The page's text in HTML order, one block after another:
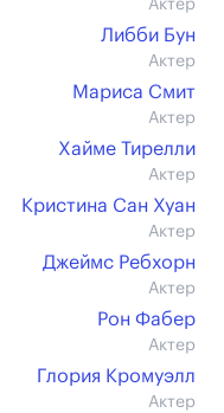
Актер
Либби Бун
Актер
Мариса Смит
Актер
Хайме Тирелли
Актер
Кристина Сан Хуан
Актер
Джеймс Ребхорн
Актер
Рон Фабер
Актер
Глория Кромуэлл
Актер